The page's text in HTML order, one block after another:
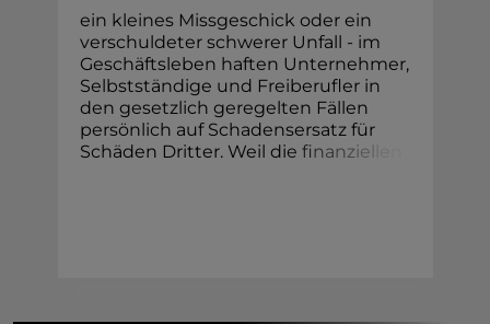
ein kleines Missgeschick oder ein
verschuldeter schwerer Unfall - im
Geschäftsleben haften Unternehmer,
Selbstständige und Freiberufler in
den gesetzlich geregelten Fällen
persönlich auf Schadensersatz für
Schäden Dritter. Weil die fnanziel